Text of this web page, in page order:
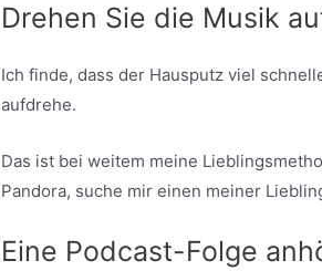
Drehen Sie die Musik
Ich finde, dass der Hausputz viel
aufdrehe.
Das ist bei weitem meine
Pandora, suche mir einen meiner
Eine Podcast-Folge